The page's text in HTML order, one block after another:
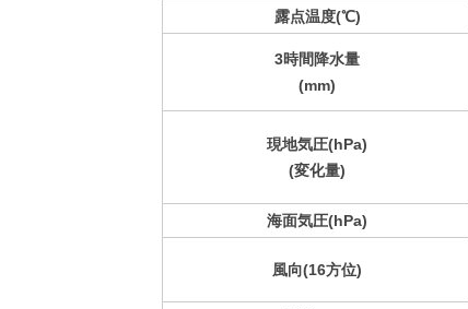
露点温度(℃)
3時間降水量
(mm)
現地気圧(hPa)
(変化量)
海面気圧(hPa)
風向(16方位)